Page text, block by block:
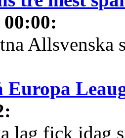
:
Allsvenska
Europa
:
lag fick idag